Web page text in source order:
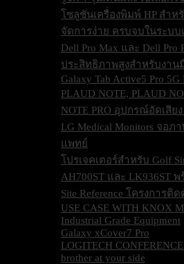
โซลูชันเครื่องพิมพ์ HP สำ
จัดการง่าย ครบจบในระบบ
Dell Pro Max และ Dell Pro
ประสิทธิภาพสูงสำหรับงาน
Galaxy Tab Active5 Pro 5G
PLAUD NOTE, PLAUD
NOTE PRO อุปกรณ์อัดเสี
LG Medical Monitors จอ
แพทย์
โปรเจคเตอร์สำหรับ Golf
AH700ST และ LK936ST
Site Reference โครงการติ
USE CASE WITH KNOX
Industrial Grade Equipment
Galaxy xCover7 Pro
LOGITECH
brother at your side